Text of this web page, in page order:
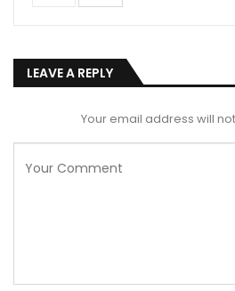
LEAVE A REPLY
Your email address will